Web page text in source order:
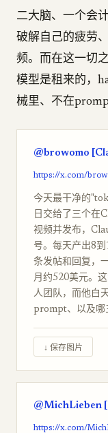
二大脑、一个会
破解自己的疲劳
频。而在这一切
模型是租来的，
械里、不在
@browomo
https://x.com/
今天最干净的
日交给了三个在
视频并发布，
号。每天产出8
条发帖和回复，
月约520美元。
人团队，而他白
prompt、以及哪
↓ 保存图片
@MichLieben
https://x.com/